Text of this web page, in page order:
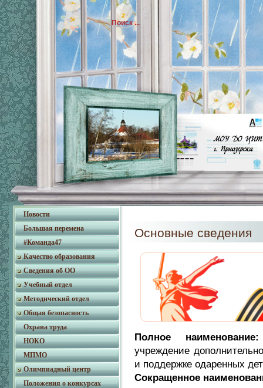
Основные сведения
Полное наименование:
учреждение
и поддержке одаренных
Сокращенное
Новости
Большая перемена
#Команда47
Качество образования
Сведения об ОО
Учебный отдел
Методический отдел
Общая безопасность
Охрана труда
НОКО
МПМО
Олимпиадный центр
Положения о конкурсах